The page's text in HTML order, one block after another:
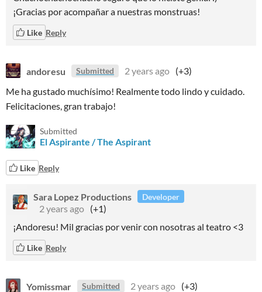
¡Gracias por acompañar a nuestras monstruas!
Like Reply
andoresu Submitted 2 years ago (+3)
Me ha gustado muchísimo! Realmente todo lindo y cuidado.
Felicitaciones, gran trabajo!
Submitted
El Aspirante / The Aspirant
Like Reply
Sara Lopez Productions Developer
2 years ago (+1)
¡Andoresu! Mil gracias por venir con nosotras al teatro <3
Like Reply
Yomissmar Submitted 2 years ago (+3)